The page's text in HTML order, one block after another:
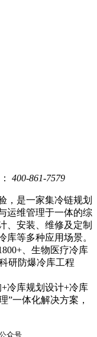
400-861-7579
，是一家集冷链规划
运维管理于一体的综
、安装、维修及定制
库等多种应用场景。
、生物医疗冷库
研防爆冷库工程
冷库规划设计+冷库
”一体化解决方案，
众号